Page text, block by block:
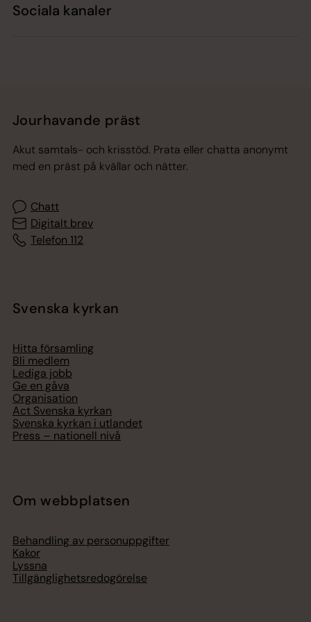
Sociala kanaler
Jourhavande präst
Akut samtals- och krisstöd. Prata eller chatta anonymt
med en präst på kvällar och nätter.
Chatt
Digitalt brev
Telefon 112
Svenska kyrkan
Hitta församling
Bli medlem
Lediga jobb
Ge en gåva
Organisation
Act Svenska kyrkan
Svenska kyrkan i utlandet
Press – nationell nivå
Om webbplatsen
Behandling av personuppgifter
Kakor
Lyssna
Tillgänglighetsredogörelse